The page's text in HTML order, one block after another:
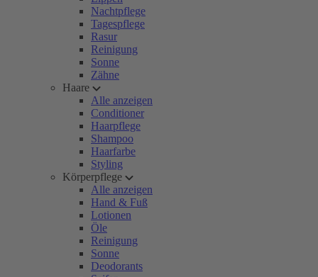
Nachtpflege
Tagespflege
Rasur
Reinigung
Sonne
Zähne
Haare
Alle anzeigen
Conditioner
Haarpflege
Shampoo
Haarfarbe
Styling
Körperpflege
Alle anzeigen
Hand & Fuß
Lotionen
Öle
Reinigung
Sonne
Deodorants